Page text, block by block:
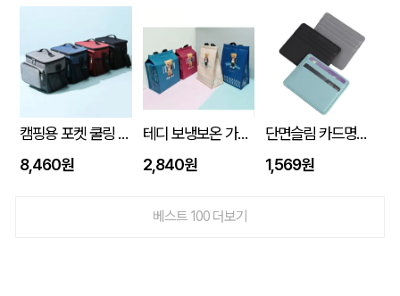
캠핑용 포켓 쿨링 300D PEVA 보냉 쿨링 방수백
8,460원
테디 보냉보온 가방 10L (270x170x350mm)
2,840원
단면슬림 카드명함지갑
1,569원
베스트 100 더보기